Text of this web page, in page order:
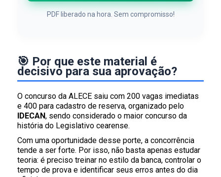
PDF liberado na hora. Sem compromisso!
🎯 Por que este material é
decisivo para sua aprovação?
O concurso da ALECE saiu com 200 vagas imediatas
e 400 para cadastro de reserva, organizado pelo
IDECAN, sendo considerado o maior concurso da
história do Legislativo cearense.
Com uma oportunidade desse porte, a concorrência
tende a ser forte. Por isso, não basta apenas estudar
teoria: é preciso treinar no estilo da banca, controlar o
tempo de prova e identificar seus erros antes do dia